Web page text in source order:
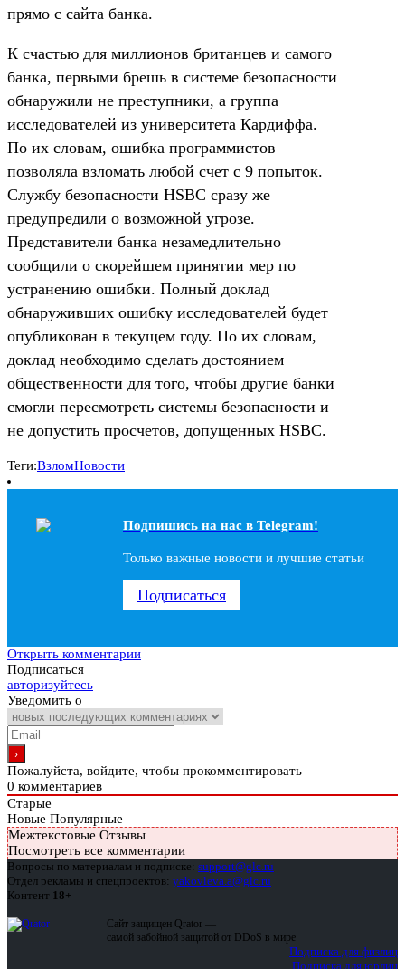
прямо с сайта банка.
К счастью для миллионов британцев и самого
банка, первыми брешь в системе безопасности
обнаружили не преступники, а группа
исследователей из университета Кардиффа.
По их словам, ошибка программистов
позволяла взломать любой счет с 9 попыток.
Службу безопасности HSBC сразу же
предупредили о возможной угрозе.
Представители банка незамедлительно
сообщили о скорейшем принятии мер по
устранению ошибки. Полный доклад
обнаруживших ошибку исследователей будет
опубликован в текущем году. По их словам,
доклад необходимо сделать достоянием
общественности для того, чтобы другие банки
смогли пересмотреть системы безопасности и
не допустить просчетов, допущенных HSBC.
Теги:ВзломНовости
Подпишись на наc в Telegram!
Только важные новости и лучшие статьи
Подписаться
Открыть комментарии
Подписаться
авторизуйтесь
Уведомить о
Пожалуйста, войдите, чтобы прокомментировать
0 комментариев
Старые
Новые Популярные
Межтекстовые Отзывы
Посмотреть все комментарии
Вопросы по материалам и подписке: support@glc.ru
Отдел рекламы и спецпроектов: yakovleva.a@glc.ru
Контент 18+
Сайт защищен Qrator —
самой забойной защитой от DDoS в мире
Подписка для физлиц
Подписка для юрлиц